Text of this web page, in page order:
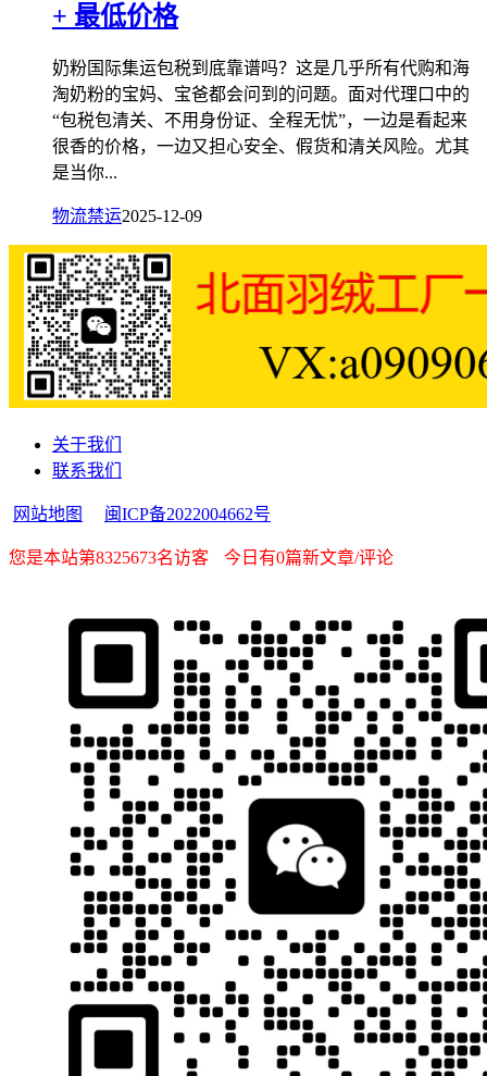
+ 最低价格
奶粉国际集运包税到底靠谱吗？这是几乎所有代购和海
淘奶粉的宝妈、宝爸都会问到的问题。面对代理口中的
“包税包清关、不用身份证、全程无忧”，一边是看起来
很香的价格，一边又担心安全、假货和清关风险。尤其
是当你...
物流禁运2025-12-09
关于我们
联系我们
网站地图 闽ICP备2022004662号
您是本站第8325673名访客 今日有0篇新文章/评论